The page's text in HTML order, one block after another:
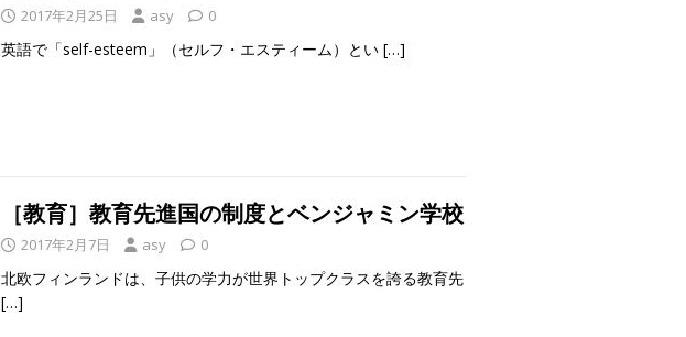
2017年2月25日 asy 0
英語で「self-esteem」（セルフ・エスティーム）とい […]
［教育］教育先進国の制度とベンジャミン学校
2017年2月7日 asy 0
北欧フィンランドは、子供の学力が世界トップクラスを誇る教育先
[…]